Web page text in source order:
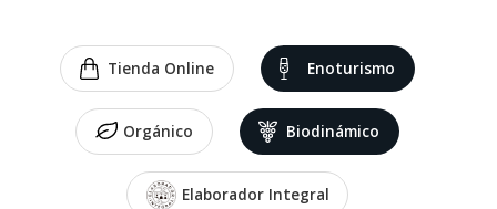
Tienda Online Enoturismo
Orgánico Biodinámico
Elaborador Integral